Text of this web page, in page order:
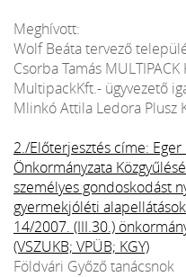
Meghívott:
Wolf Beáta tervező
Csorba Tamás
MultipackKft.- ügyvezető
Mlinkó Attila Ledora Plusz
2./Előterjesztés címe: Eger
Önkormányzata
személyes gondoskodást
gyermekjóléti
14/2007. (III.30.)
(VSZUKB; VPÜB; KGY)
Földvári Győző tanácsnok